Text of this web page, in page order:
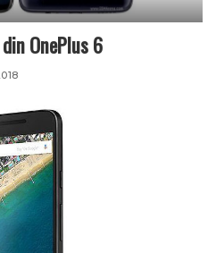
OnePlus 6